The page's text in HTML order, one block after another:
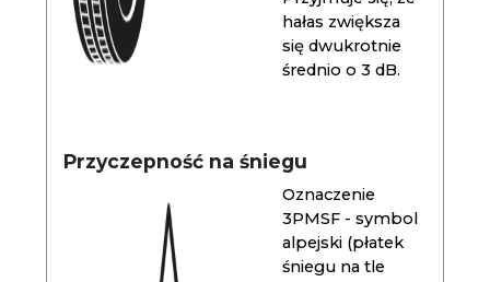
hałas zwiększa
się dwukrotnie
średnio o 3 dB.
Przyczepność na śniegu
Oznaczenie
3PMSF - symbol
alpejski (płatek
śniegu na tle